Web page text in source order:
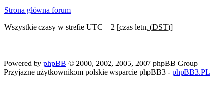
Strona główna forum
Wszystkie czasy w strefie UTC + 2 [czas letni (DST)]
Powered by phpBB © 2000, 2002, 2005, 2007 phpBB Group
Przyjazne użytkownikom polskie wsparcie phpBB3 - phpBB3.PL